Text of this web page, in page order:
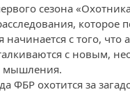
сезона
которое
начинается с того,
с новым,
мышления.
ФБР охотится за